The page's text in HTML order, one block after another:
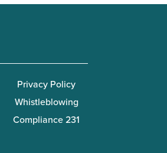
Privacy Policy
Whistleblowing
Compliance 231